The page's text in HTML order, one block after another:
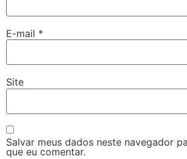
E-mail *
Site
Salvar meus dados neste navegador
que eu comentar.